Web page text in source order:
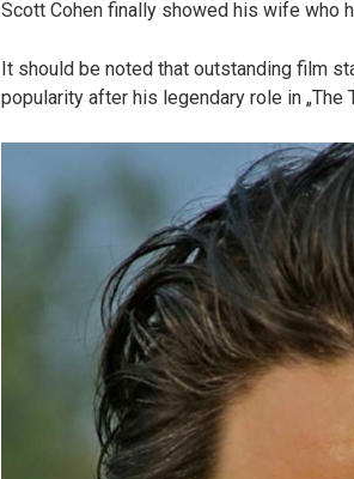
Scott Cohen finally showed his wife who
It should be noted that outstanding film
popularity after his legendary role in „The